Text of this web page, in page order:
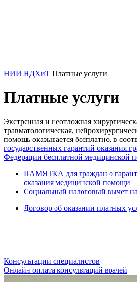
НИИ НДХиТ Платные услуги
Платные услуги
Экстренная и неотложная
травматологическая,
помощь оказывается бесплатно, в
государственных гарантий оказания
Федерации бесплатной медицинской
ПАМЯТКА для граждан о
оказания медицинской помощи
Социальный налоговый вычет
Договор об оказании платных
Консультации специалистов
Онлайн оплата консультаций врачей